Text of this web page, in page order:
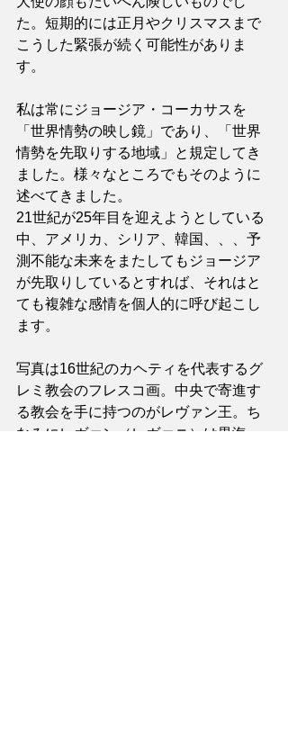
た。短期的には正月やクリスマスまで
こうした緊張が続く可能性がありま
す。
私は常にジョージア・コーカサスを
「世界情勢の映し鏡」であり、「世界
情勢を先取りする地域」と規定してき
ました。様々なところでもそのように
述べてきました。
21世紀が25年目を迎えようとしている
中、アメリカ、シリア、韓国、、、予
測不能な未来をまたしてもジョージア
が先取りしているとすれば、それはと
ても複雑な感情を個人的に呼び起こし
ます。
写真は16世紀のカヘティを代表するグ
レミ教会のフレスコ画。中央で寄進す
る教会を手に持つのがレヴァン王。ち
なみにレヴァン（レヴァニ）は黒海、